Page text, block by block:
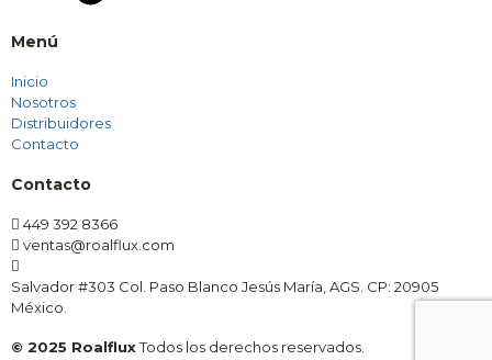
Menú
Inicio
Nosotros
Distribuidores
Contacto
Contacto
449 392 8366
ventas@roalflux.com
Salvador #303 Col. Paso Blanco Jesús María, AGS. CP: 20905
México.
© 2025 RoalfluxTodos los derechos reservados.